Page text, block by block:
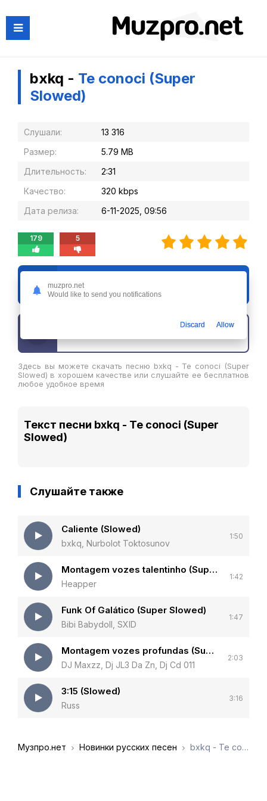
bxkq - Te conoci (Super
Slowed)
Слушали:
13 316
Размер:
5.79 MB
Длительность:
2:31
Качество:
320 kbps
Дата релиза:
6-11-2025, 09:56
179 5
bxkq - Te conoci (Super Slowed)
Здесь вы можете скачать песню bxkq - Te conoci (Super
Slowed) в хорошем качестве или слушайте ее бесплатнов
любое удобное время
Текст песни bxkq - Te conoci (Super
Slowed)
Слушайте также
Caliente (Slowed)
bxkq, Nurbolot Toktosunov
1:50
Montagem vozes talentinho (Super Slowed)
Heapper
1:42
Funk Of Galático (Super Slowed)
Bibi Babydoll, SXID
1:47
Montagem vozes profundas (Super Slowed)
DJ Maxzz, Dj JL3 Da Zn, Dj Cd 011
2:03
3:15 (Slowed)
Russ
3:16
Музпро.нет Новинки русских песен bxkq - Te conoci (Super Slowed)
muzpro.net
Would like to send you notifications
Discard Allow